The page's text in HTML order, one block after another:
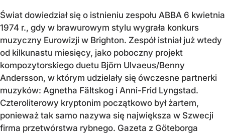
Świat dowiedział się o istnieniu zespołu ABBA 6 kwietnia
1974 r., gdy w brawurowym stylu wygrała konkurs
muzyczny Eurowizji w Brighton. Zespół istniał już wtedy
od kilkunastu miesięcy, jako poboczny projekt
kompozytorskiego duetu Björn Ulvaeus/Benny
Andersson, w którym udzielały się ówczesne partnerki
muzyków: Agnetha Fältskog i Anni-Frid Lyngstad.
Czteroliterowy kryptonim początkowo był żartem,
ponieważ tak samo nazywa się największa w Szwecji
firma przetwórstwa rybnego. Gazeta z Göteborga